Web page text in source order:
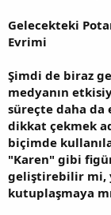
Gelecekteki
Evrimi
Şimdi de biraz
medyanın
süreçte daha
dikkat çekmek
biçimde
"Karen" gibi
geliştirebilir mi,
kutuplaşmaya